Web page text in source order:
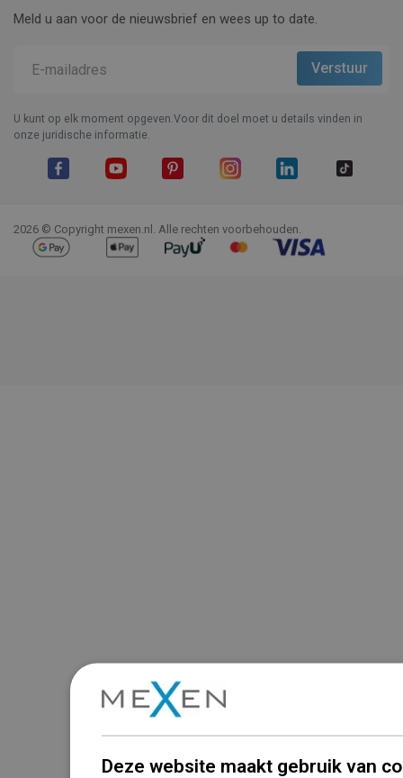
Meld u aan voor de nieuwsbrief en wees up to date.
U kunt op elk moment opgeven.Voor dit doel moet u details vinden in
onze juridische informatie.
2026 © Copyright mexen.nl. Alle rechten voorbehouden.
Deze website maakt gebruik van